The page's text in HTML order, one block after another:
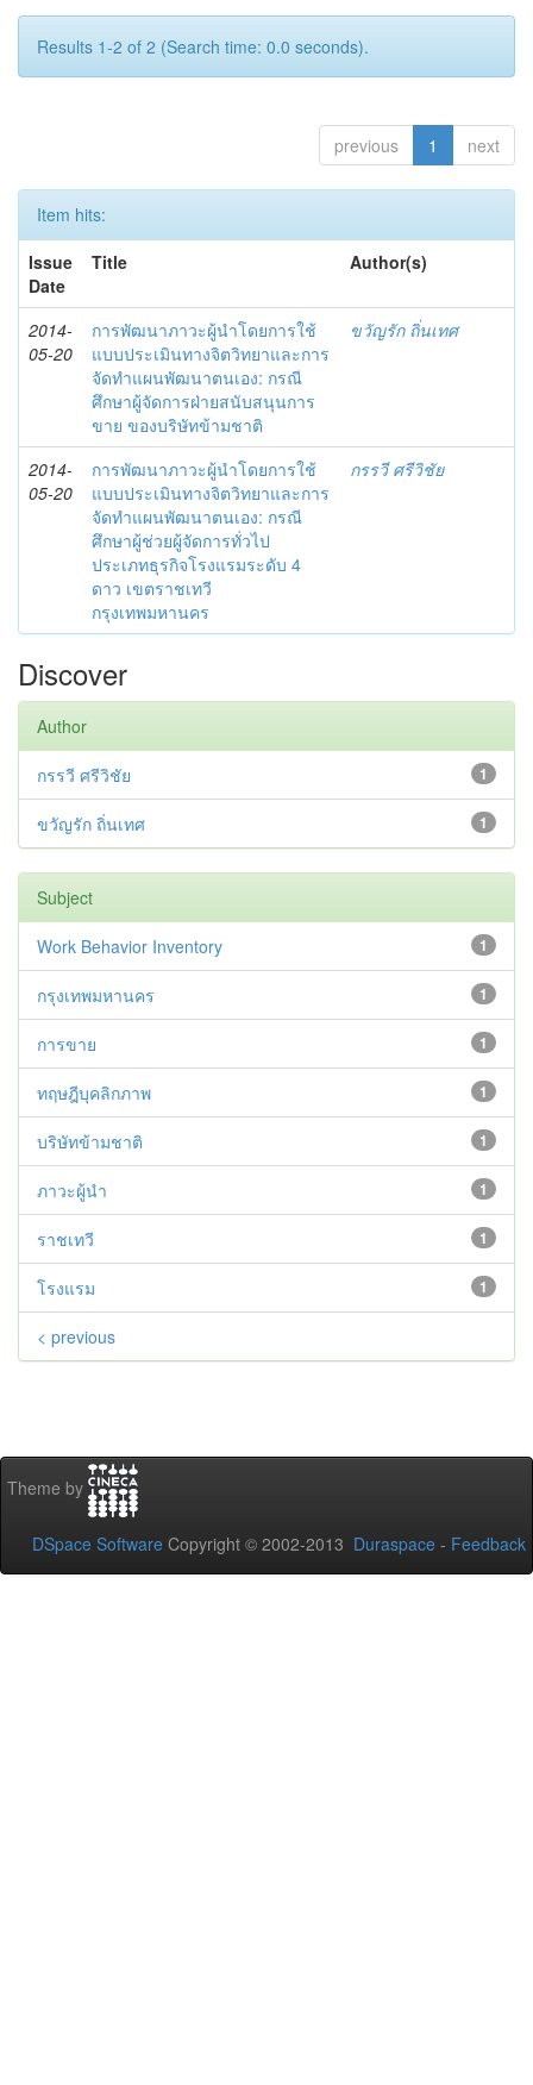
Results 1-2 of 2 (Search time: 0.0 seconds).
previous 1 next
Item hits:
Issue
Date
Title Author(s)
2014-
05-20
การพัฒนาภาวะผู้นำโดยการใช้
แบบประเมินทางจิตวิทยาและการ
จัดทำแผนพัฒนาตนเอง: กรณี
ศึกษาผู้จัดการฝ่ายสนับสนุนการ
ขาย ของบริษัทข้ามชาติ
ขวัญรัก ถิ่นเทศ
2014-
05-20
การพัฒนาภาวะผู้นำโดยการใช้
แบบประเมินทางจิตวิทยาและการ
จัดทำแผนพัฒนาตนเอง: กรณี
ศึกษาผู้ช่วยผู้จัดการทั่วไป
ประเภทธุรกิจโรงแรมระดับ 4
ดาว เขตราชเทวี
กรุงเทพมหานคร
กรรวี ศรีวิชัย
Discover
Author
1
กรรวี ศรีวิชัย
1
ขวัญรัก ถิ่นเทศ
Subject
1
Work Behavior Inventory
1
กรุงเทพมหานคร
1
การขาย
1
ทฤษฎีบุคลิกภาพ
1
บริษัทข้ามชาติ
1
ภาวะผู้นำ
1
ราชเทวี
1
โรงแรม
< previous
Theme by
DSpace Software Copyright © 2002-2013 Duraspace - Feedback